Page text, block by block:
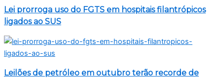
Lei prorroga uso do FGTS em hospitais filantrópicos
ligados ao SUS
Leilões de petróleo em outubro terão recorde de